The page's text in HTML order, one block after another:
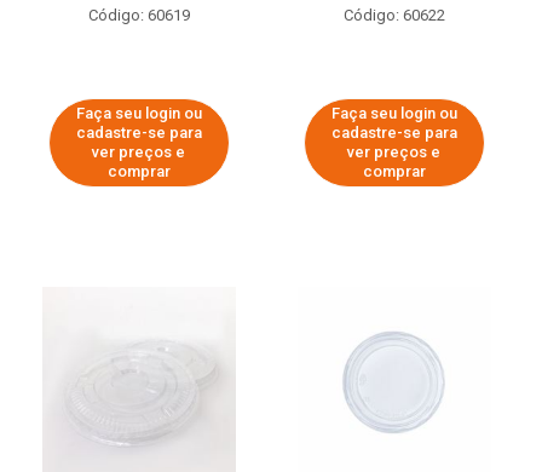
Código: 60619
Faça seu login ou
cadastre-se para
ver preços e
comprar
Código: 60622
Faça seu login ou
cadastre-se para
ver preços e
comprar